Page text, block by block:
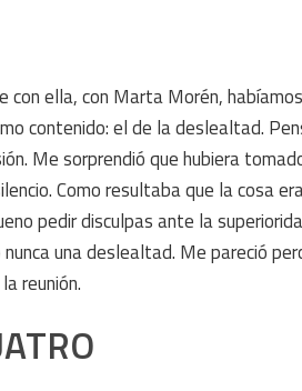
ella, con Marta Morén,
contenido: el de la deslealtad.
Me sorprendió que hubiera
Como resultaba que la cosa
pedir disculpas ante la
una deslealtad. Me pareció
reunión.